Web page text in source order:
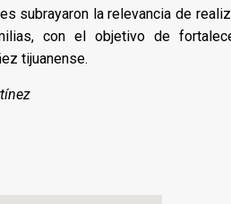
subrayaron la relevancia de
con el objetivo de
tijuanense.